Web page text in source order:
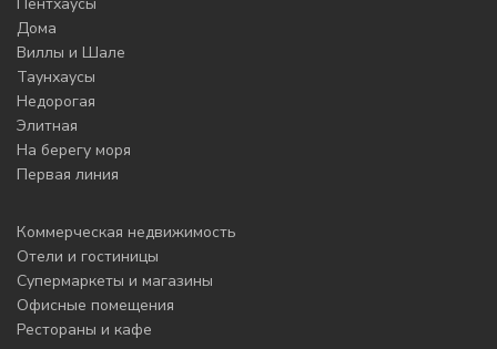
Дома
Виллы и Шале
Таунхаусы
Недорогая
Элитная
На берегу моря
Первая линия
Коммерческая недвижимость
Отели и гостиницы
Супермаркеты и магазины
Офисные помещения
Рестораны и кафе